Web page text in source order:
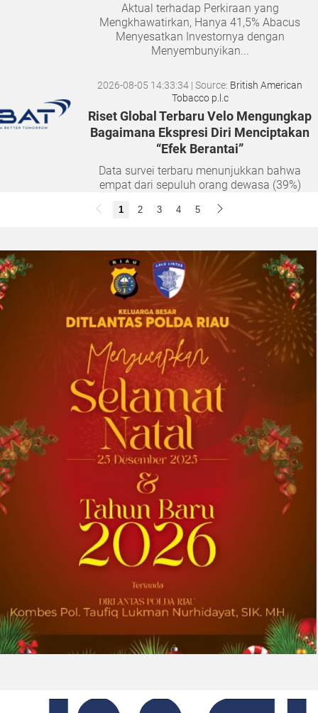
Aktual terhadap Perkiraan yang
Mengkhawatirkan, Hanya 41,5% Abacus
Menyesatkan Investornya dengan
Menyembunyikan...
2026-08-05 14:33:34 | Source: British American
Tobacco p.l.c
Riset Global Terbaru Velo Mengungkap
Bagaimana Ekspresi Diri Menciptakan
“Efek Berantai”
Data survei terbaru menunjukkan bahwa
empat dari sepuluh orang dewasa (39%)
yang tulus seiring bertambahnya usia. Namun,
2026-08-04 20:17:41 Univar Solutions LLC
Univar Solutions Mengakuisisi H.M.
Royal, Memperluas Jangkauan di Pasar
Bahan Aditif untuk Karet, Plastik, dan
Perekat di Amerika Serikat
Memperkuat layanan dan rantai pasok di
pasar-pasar utama AS dengan memadukan
satu abad keahlian teknis dan hubungan
pelanggan yang dilandasi kepercayaan
DOWNERS GROVE, Illinois, Aug. 04, 2026 ...
2026-08-01 00:27:35| Source:
Univar Solutions Mengapresiasi Mitra
Awards Tahunan
DOWNERS GROVE, Illinois, Aug. 01, 2026
(GLOBE NEWSWIRE) -- Univar Solutions LLC
(“Univar Solutions” atau “Perusahaan”),
penyedia solusi global terkemuka bagi
1 2 3 4 5